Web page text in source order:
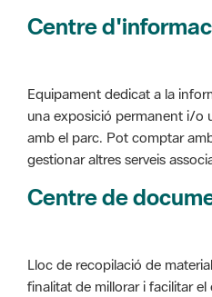
Centre
Equipament dedicat a la
una exposició permanent i/o
amb el parc. Pot comptar
gestionar altres serveis
Centre de
Lloc de recopilació de
finalitat de millorar i facilitar